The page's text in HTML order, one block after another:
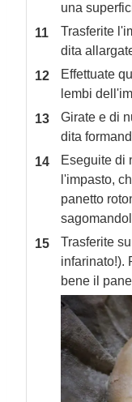
una
Trasferite
dita
Effettuate
lembi
Girate e di
dita
Eseguite di
l'impasto,
panetto
Trasferite
infarinato!).
bene il